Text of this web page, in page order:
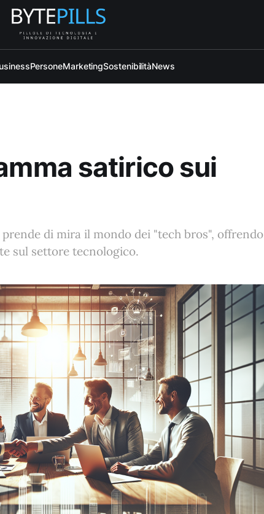
PersoneMarketingSostenibilitàNews
satirico sui
di mira il mondo dei "tech bros", offrendo
sul settore tecnologico.